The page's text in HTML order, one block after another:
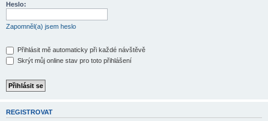
Heslo:
Zapomněl(a) jsem heslo
Přihlásit mě automaticky při každé návštěvě
Skrýt můj online stav pro toto přihlášení
REGISTROVAT